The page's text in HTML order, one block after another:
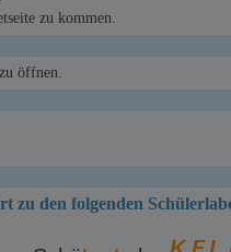
zu kommen.
öffnen.
zu den folgenden